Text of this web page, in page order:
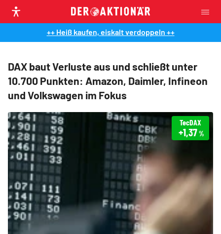
++ Heiß kaufen, eiskalt verdoppeln ++
DAX baut Verluste aus und schließt unter
10.700 Punkten: Amazon, Daimler, Infineon
und Volkswagen im Fokus
TecDAX
+1,37%